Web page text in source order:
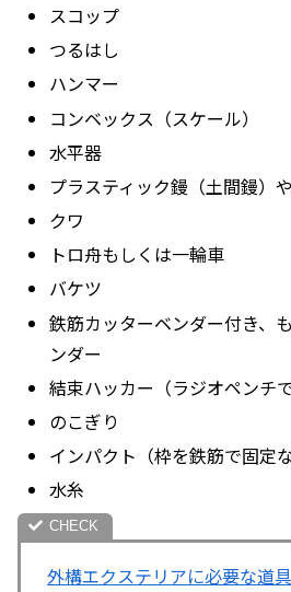
スコップ
つるはし
ハンマー
コンベックス（スケール）
水平器
プラスティック鏝（土間鏝）
クワ
トロ舟もしくは一輪車
バケツ
鉄筋カッターベンダー付き、
ンダー
結束ハッカー（ラジオペンチ
のこぎり
インパクト（枠を鉄筋で固定
水糸
外構エクステリアに必要な道